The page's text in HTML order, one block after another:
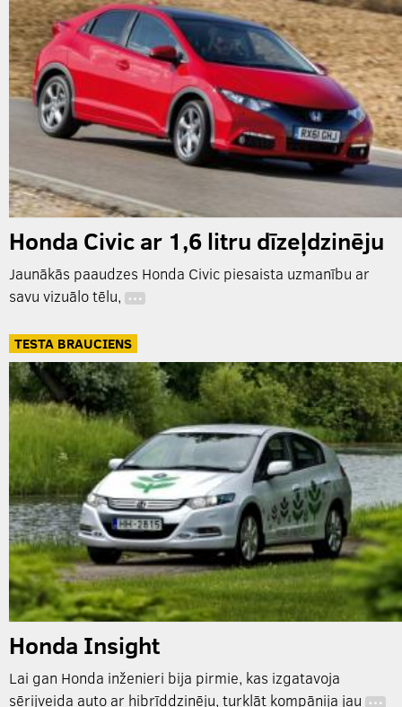
Honda Civic ar 1,6 litru dīzeļdzinēju
Jaunākās paaudzes Honda Civic piesaista uzmanību ar
savu vizuālo tēlu, …
TESTA BRAUCIENS
Honda Insight
Lai gan Honda inženieri bija pirmie, kas izgatavoja
sērijveida auto ar hibrīddzinēju, turklāt kompānija jau